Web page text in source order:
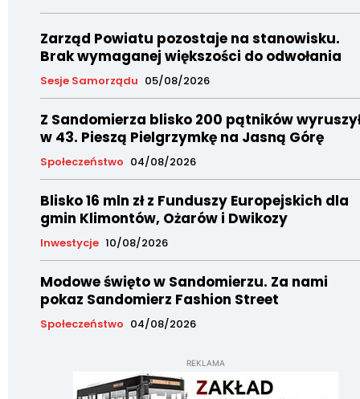
Zarząd Powiatu pozostaje na stanowisku.
Brak wymaganej większości do odwołania
Sesje Samorządu 05/08/2026
Z Sandomierza blisko 200 pątników
w 43. Pieszą Pielgrzymkę na Jasną Górę
Społeczeństwo 04/08/2026
Blisko 16 mln zł z Funduszy Europejskich dla
gmin Klimontów, Ożarów i Dwikozy
Inwestycje 10/08/2026
Modowe święto w Sandomierzu. Za nami
pokaz Sandomierz Fashion Street
Społeczeństwo 04/08/2026
REKLAMA